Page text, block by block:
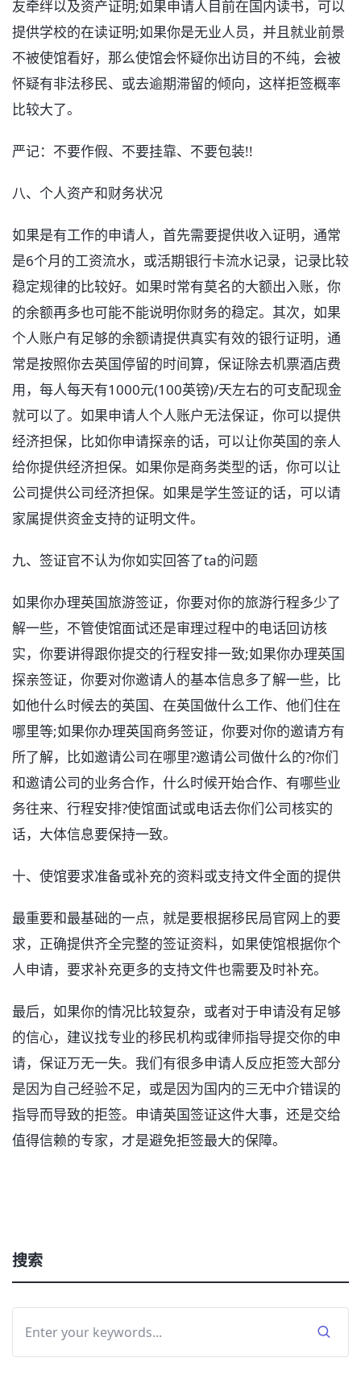
友牵绊以及资产证明;如果申请人目前在国内读书，可以
提供学校的在读证明;如果你是无业人员，并且就业前景
不被使馆看好，那么使馆会怀疑你出访目的不纯，会被
怀疑有非法移民、或去逾期滞留的倾向，这样拒签概率
比较大了。
严记：不要作假、不要挂靠、不要包装!!
八、个人资产和财务状况
如果是有工作的申请人，首先需要提供收入证明，通常
是6个月的工资流水，或活期银行卡流水记录，记录比较
稳定规律的比较好。如果时常有莫名的大额出入账，你
的余额再多也可能不能说明你财务的稳定。其次，如果
个人账户有足够的余额请提供真实有效的银行证明，通
常是按照你去英国停留的时间算，保证除去机票酒店费
用，每人每天有1000元(100英镑)/天左右的可支配现金
就可以了。如果申请人个人账户无法保证，你可以提供
经济担保，比如你申请探亲的话，可以让你英国的亲人
给你提供经济担保。如果你是商务类型的话，你可以让
公司提供公司经济担保。如果是学生签证的话，可以请
家属提供资金支持的证明文件。
九、签证官不认为你如实回答了ta的问题
如果你办理英国旅游签证，你要对你的旅游行程多少了
解一些，不管使馆面试还是审理过程中的电话回访核
实，你要讲得跟你提交的行程安排一致;如果你办理英国
探亲签证，你要对你邀请人的基本信息多了解一些，比
如他什么时候去的英国、在英国做什么工作、他们住在
哪里等;如果你办理英国商务签证，你要对你的邀请方有
所了解，比如邀请公司在哪里?邀请公司做什么的?你们
和邀请公司的业务合作，什么时候开始合作、有哪些业
务往来、行程安排?使馆面试或电话去你们公司核实的
话，大体信息要保持一致。
十、使馆要求准备或补充的资料或支持文件全面的提供
最重要和最基础的一点，就是要根据移民局官网上的要
求，正确提供齐全完整的签证资料，如果使馆根据你个
人申请，要求补充更多的支持文件也需要及时补充。
最后，如果你的情况比较复杂，或者对于申请没有足够
的信心，建议找专业的移民机构或律师指导提交你的申
请，保证万无一失。我们有很多申请人反应拒签大部分
是因为自己经验不足，或是因为国内的三无中介错误的
指导而导致的拒签。申请英国签证这件大事，还是交给
值得信赖的专家，才是避免拒签最大的保障。
搜索